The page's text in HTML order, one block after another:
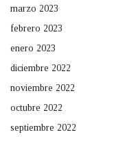
marzo 2023
febrero 2023
enero 2023
diciembre 2022
noviembre 2022
octubre 2022
septiembre 2022